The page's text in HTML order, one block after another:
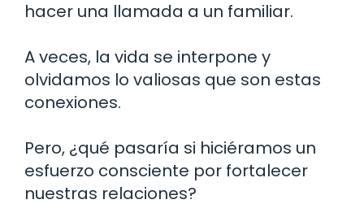
hacer una llamada a un familiar.
A veces, la vida se interpone y
olvidamos lo valiosas que son estas
conexiones.
Pero, ¿qué pasaría si hiciéramos un
esfuerzo consciente por fortalecer
nuestras relaciones?